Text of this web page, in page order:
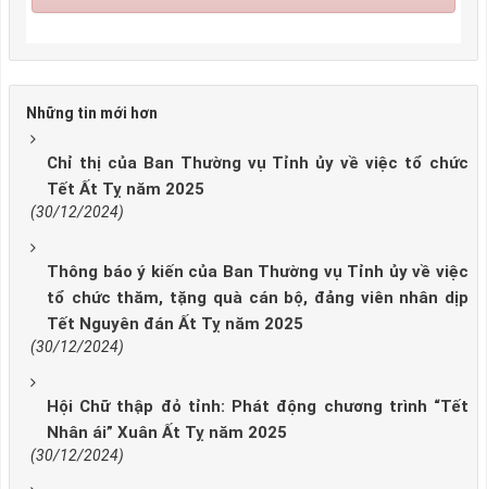
Những tin mới hơn
Chỉ thị của Ban Thường vụ Tỉnh ủy về việc tổ chức
Tết Ất Tỵ năm 2025
(30/12/2024)
Thông báo ý kiến của Ban Thường vụ Tỉnh ủy về việc
tổ chức thăm, tặng quà cán bộ, đảng viên nhân dịp
Tết Nguyên đán Ất Tỵ năm 2025
(30/12/2024)
Hội Chữ thập đỏ tỉnh: Phát động chương trình “Tết
Nhân ái” Xuân Ất Tỵ năm 2025
(30/12/2024)